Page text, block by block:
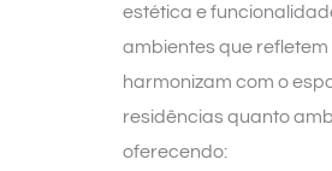
estética e
ambientes que
harmonizam com o
residências quanto
oferecendo: